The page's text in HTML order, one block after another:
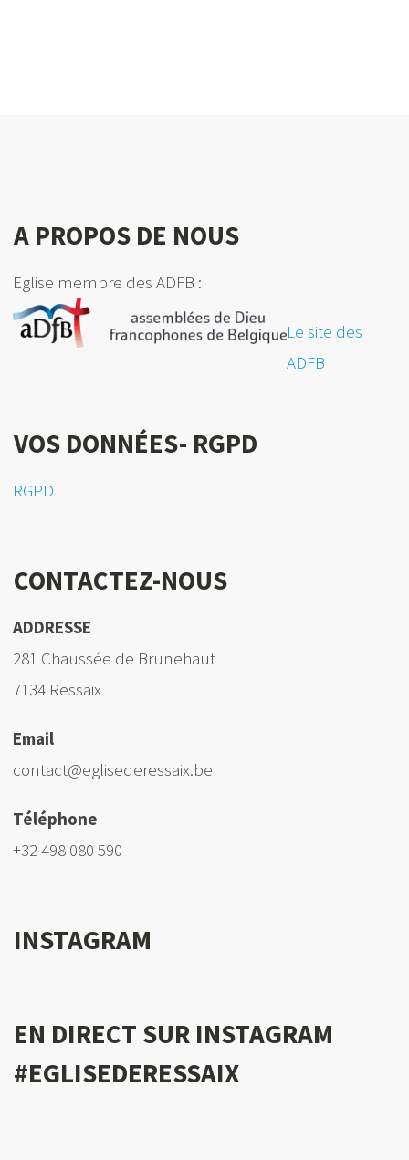
A PROPOS DE NOUS
Eglise membre des ADFB :
Le site des
ADFB
VOS DONNÉES- RGPD
RGPD
CONTACTEZ-NOUS
ADDRESSE
281 Chaussée de Brunehaut
7134 Ressaix
Email
contact@eglisederessaix.be
Téléphone
+32 498 080 590
INSTAGRAM
EN DIRECT SUR INSTAGRAM
#EGLISEDERESSAIX